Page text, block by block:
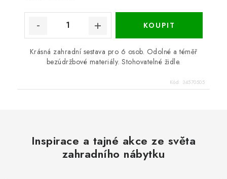
Krásná zahradní sestava pro 6 osob. Odolné a téměř
bezúdržbové materiály. Stohovatelné židle.
Kód: 34570505
Inspirace a tajné akce ze světa
zahradního nábytku